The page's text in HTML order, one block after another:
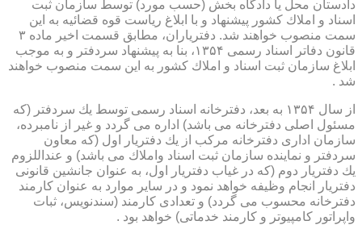
دادستان محل یا دادگاه بخش (حسب مورد) توسط سازمان ثبت
اسناد و املاك كشور پیشنهاد و با ابلاغ ریاست قوه قضائیه به این
سمت منصوب خواهند شد. دفتریاران، مطابق قسمت اخیر ماده ۳
قانون دفاتر اسناد رسمی ۱۳۵۴، بنا به پیشنهاد سردفتر و به موجب
ابلاغ سازمان ثبت اسناد و املاك كشور به این سمت منصوب خواهند
شد .
از سال ۱۳۵۴ به بعد، دفترخانه اسناد رسمی توسط یك سردفتر (كه
مسئول اصلی دفترخانه می باشد) اداره می گردد و غیر از نامبرده،
سازمان اداری دفترخانه مركب از یك دفتریار اول (كه معاون
سردفتر و نماینده سازمان ثبت اسناد واملاك می باشد) و عنداللزوم
یك دفتریار دوم (كه در غیاب دفتریار اول، به عنوان جانشین قانونی
دفتریار انجام وظیفه خواهد نمود و در سایر موارد به عنوان كارمند
دفترخانه محسوب می گردد) و تعدادی كارمند (سندنویس، ثبات
واپراتور كامپیوتر و كارمند خدماتی) خواهد بود .